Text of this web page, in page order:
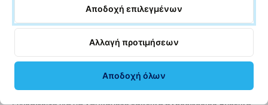
διαδικασίες μας ώστε να το μειώσουμε.
Ενημερωτικό δελτίο Fix
Αποδοχή επιλεγμένων
Αλλαγή προτιμήσεων
Αποδοχή όλων